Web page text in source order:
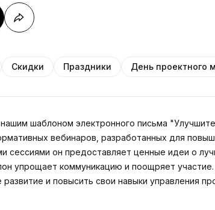
Скидки Праздники День проектного
шаблоном электронного письма
вебинаров, разработанных для
сессиями он предоставляет ценные идеи о
упрощает коммуникацию и поощряет
и повысить свои навыки управления